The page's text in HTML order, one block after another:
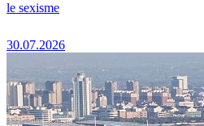
le sexisme
30.07.2026